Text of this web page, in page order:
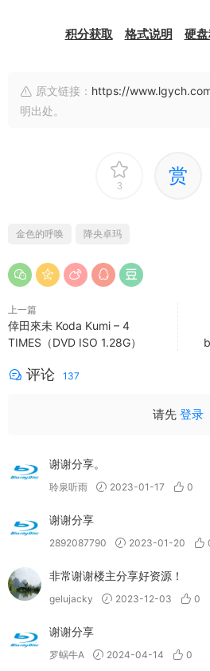
积分获取 格式说明 硬
原文链接： https://
明出处。
3 赏
金色的呼唤 降央卓玛
上一篇
倖田來未 Koda Kumi – 4
TIMES（DVD ISO 1.28G）
评论 137
请先 登录
谢谢分享。
聆泉听雨 2023-01-17 0
谢谢分享
2892087790 2023-01-20
非常谢谢楼主分享好资源！
gelujacky 2023-12-03 0
谢谢分享
罗蜗牛A 2024-04-14 0